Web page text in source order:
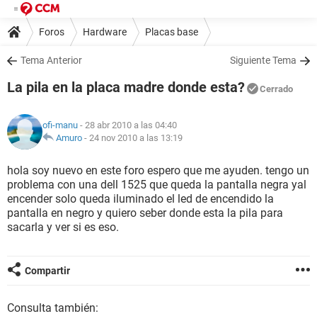
Foros Hardware Placas base
Tema Anterior Siguiente Tema
La pila en la placa madre donde esta? Cerrado
ofi-manu - 28 abr 2010 a las 04:40
Amuro - 24 nov 2010 a las 13:19
hola soy nuevo en este foro espero que me ayuden. tengo un
problema con una dell 1525 que queda la pantalla negra yal
encender solo queda iluminado el led de encendido la
pantalla en negro y quiero seber donde esta la pila para
sacarla y ver si es eso.
Compartir
Consulta también: